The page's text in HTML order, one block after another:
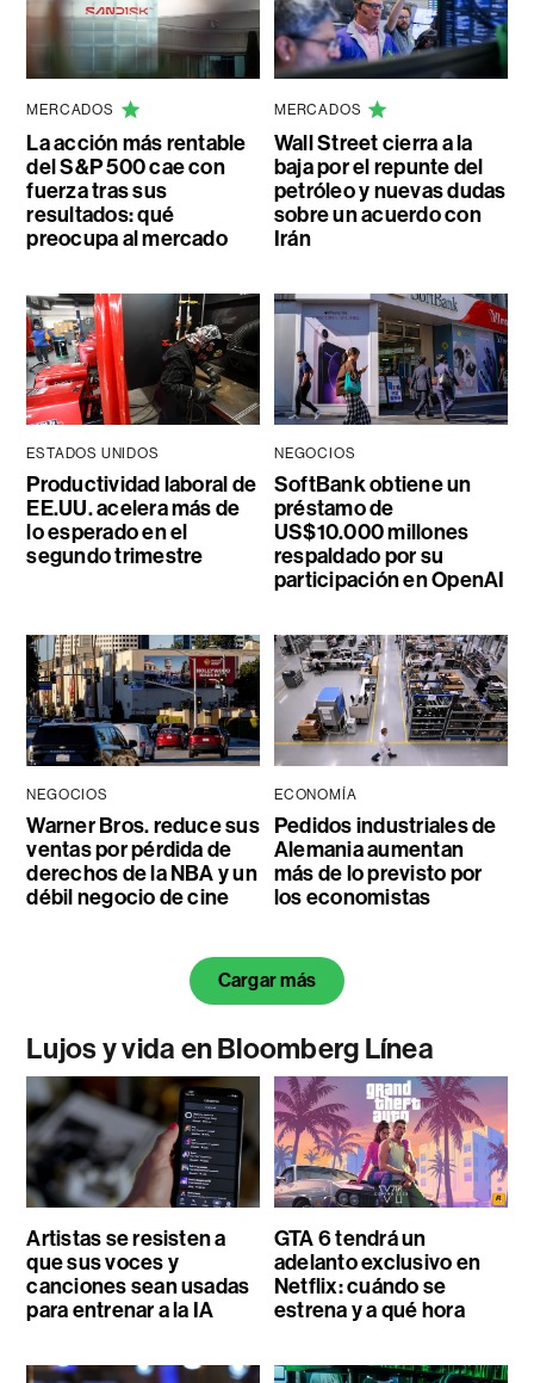
MERCADOS
La acción más rentable
del S&P 500 cae con
fuerza tras sus
resultados: qué
preocupa al mercado
MERCADOS
Wall Street cierra a la
baja por el repunte del
petróleo y nuevas dudas
sobre un acuerdo con
Irán
ESTADOS UNIDOS
Productividad laboral de
EE.UU. acelera más de
lo esperado en el
segundo trimestre
NEGOCIOS
SoftBank obtiene un
préstamo de
US$10.000 millones
respaldado por su
participación en OpenAI
NEGOCIOS
Warner Bros. reduce sus
ventas por pérdida de
derechos de la NBA y un
débil negocio de cine
ECONOMÍA
Pedidos industriales de
Alemania aumentan
más de lo previsto por
los economistas
Cargar más
Lujos y vida en Bloomberg Línea
Artistas se resisten a
que sus voces y
canciones sean usadas
para entrenar a la IA
GTA 6 tendrá un
adelanto exclusivo en
Netflix: cuándo se
estrena y a qué hora